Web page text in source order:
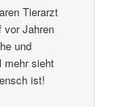
Tierarzt
vor Jahren
und
mehr sieht
ist!